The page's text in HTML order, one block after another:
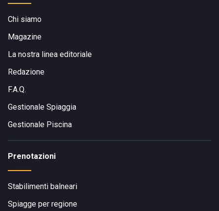
Chi siamo
Magazine
La nostra linea editoriale
Redazione
F.A.Q.
Gestionale Spiaggia
Gestionale Piscina
Prenotazioni
Stabilimenti balneari
Spiagge per regione